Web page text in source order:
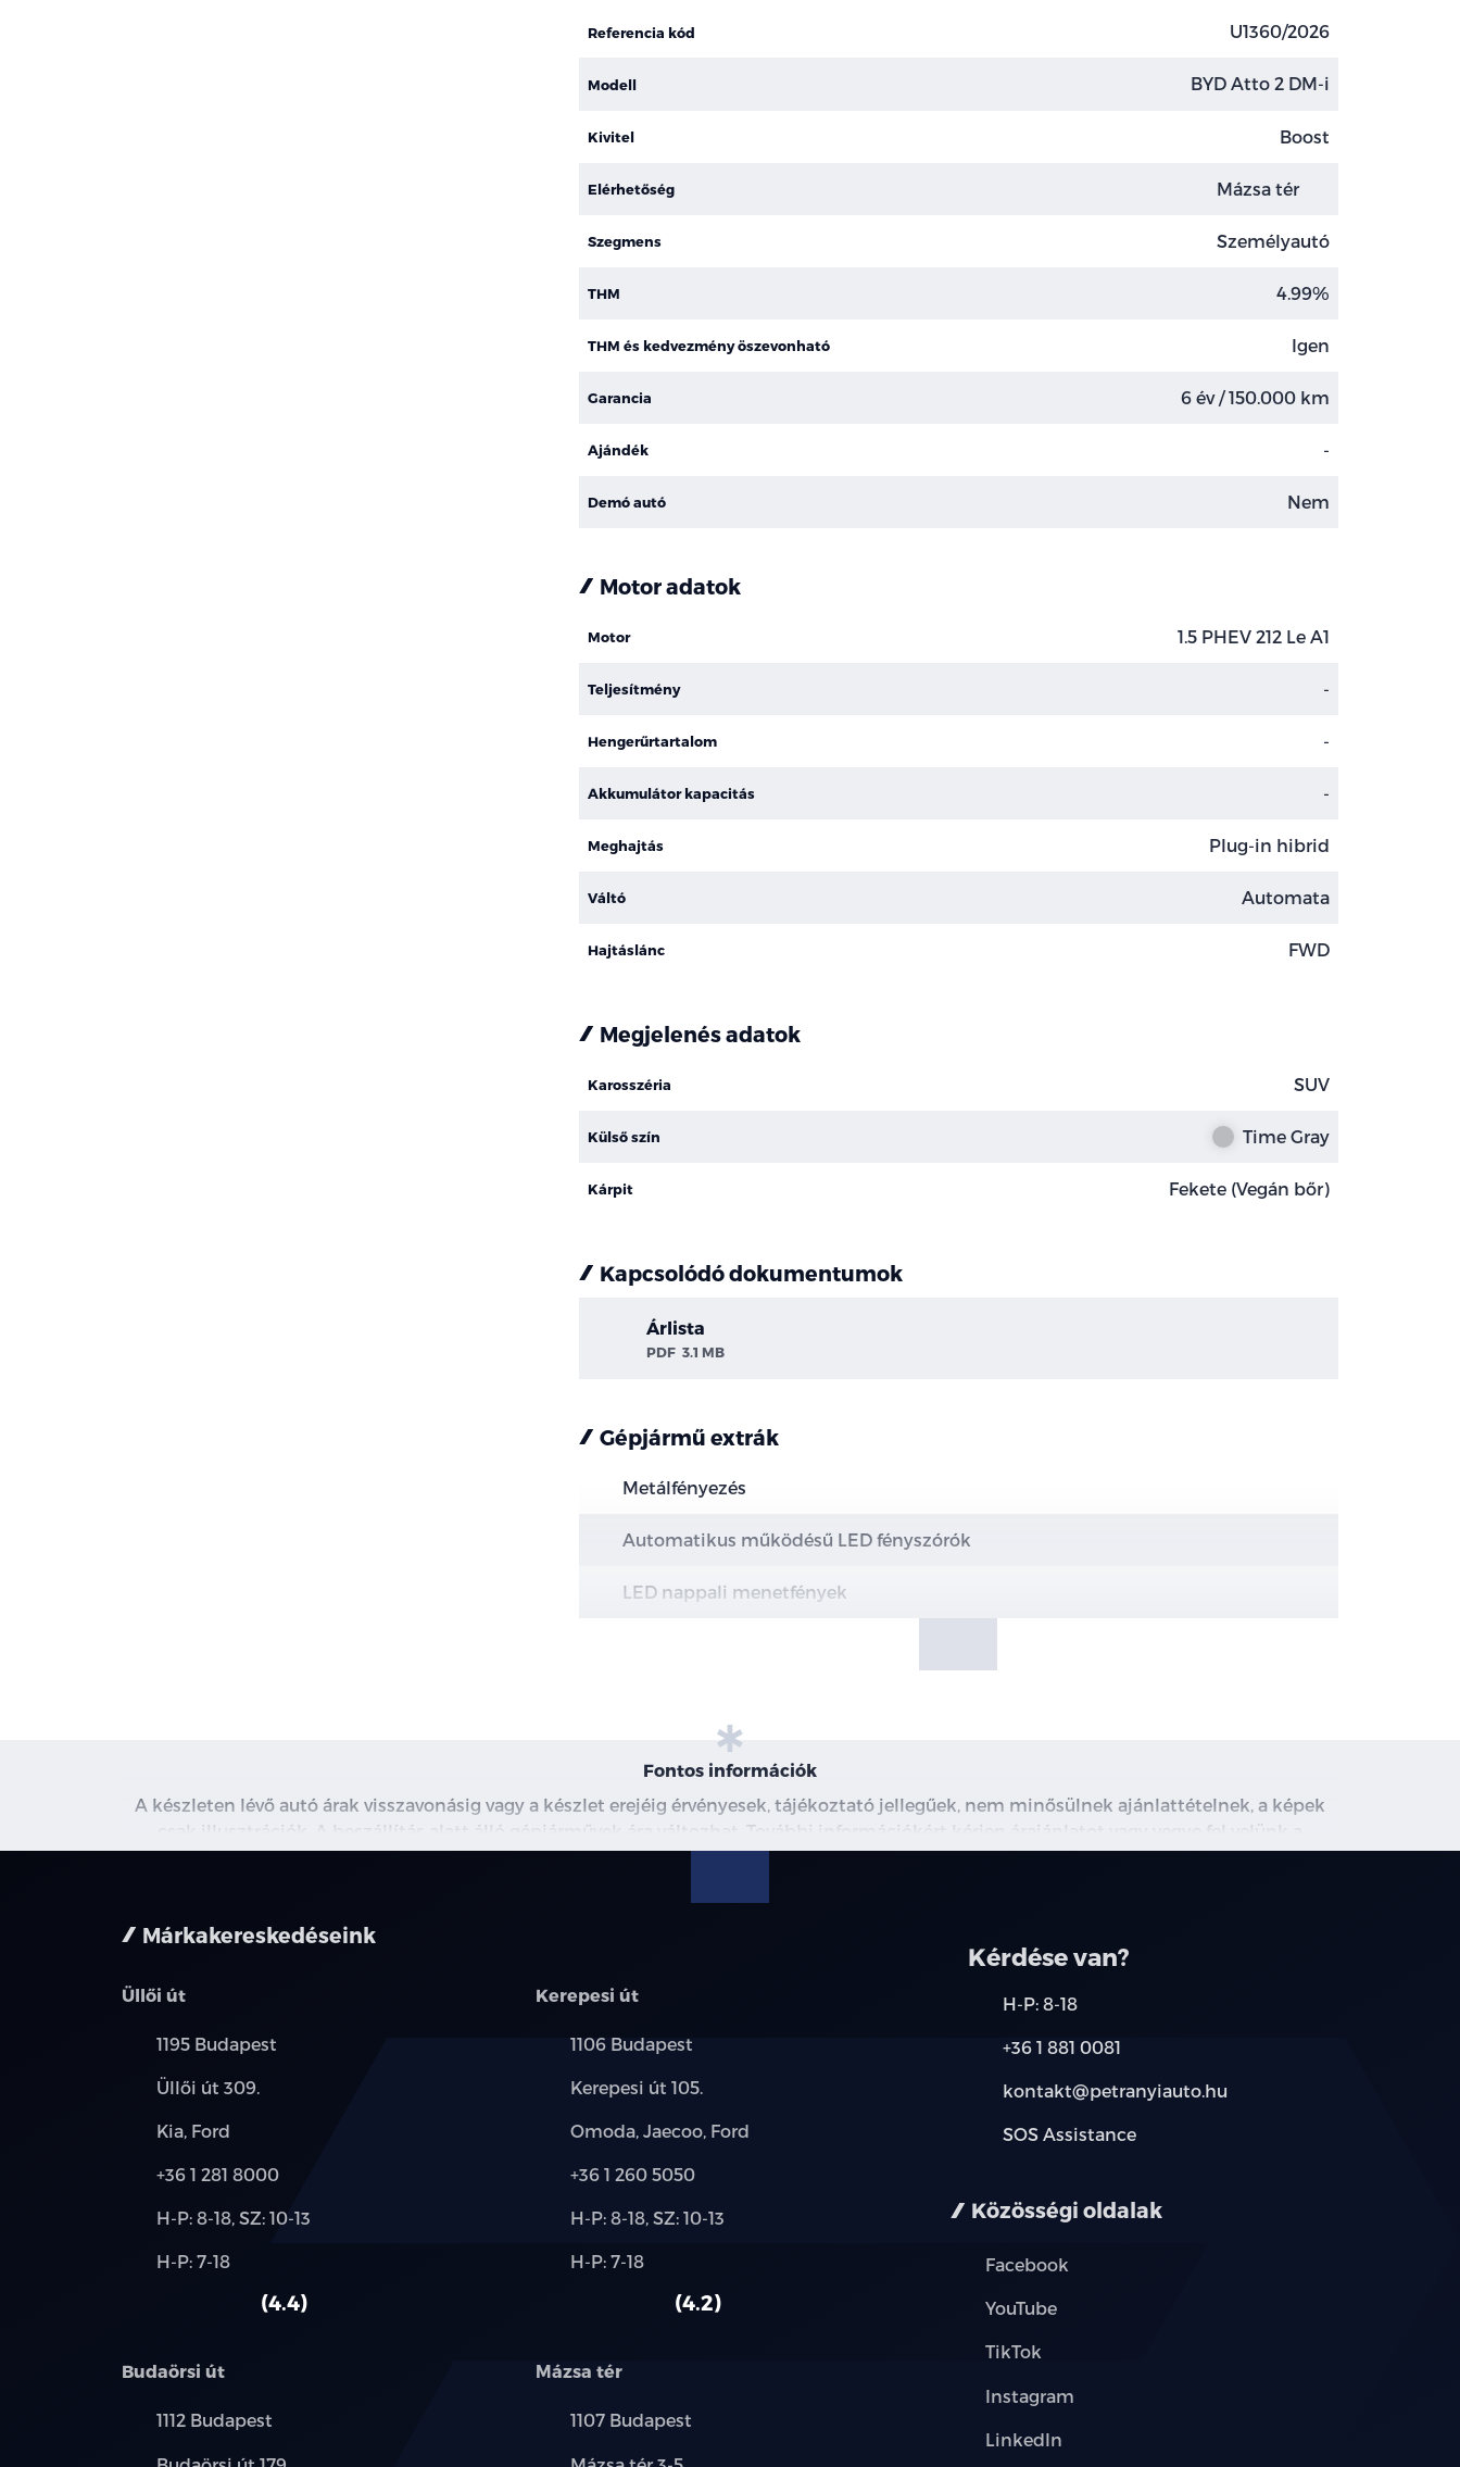
Referencia kód U1360/2026
Modell BYD Atto 2 DM-i
Kivitel Boost
Elérhetőség Mázsa tér
Szegmens Személyautó
THM 4.99%
THM és kedvezmény öszevonható Igen
Garancia 6 év / 150.000 km
Ajándék -
Demó autó Nem
Motor adatok
Motor 1.5 PHEV 212 Le A1
Teljesítmény -
Hengerűrtartalom -
Akkumulátor kapacitás -
Meghajtás Plug-in hibrid
Váltó Automata
Hajtáslánc FWD
Megjelenés adatok
Karosszéria SUV
Külső szín Time Gray
Kárpit Fekete (Vegán bőr)
Kapcsolódó dokumentumok
Árlista
PDF 3.1 MB
Gépjármű extrák
Metálfényezés
Automatikus működésű LED fényszórók
LED nappali menetfények
LED hátsó lámpák
Panoráma napfénytető becsípődésgátlóval és elektromosan állítható
árnyékolóval
Elektromosan állítható és behajtható, fűthető külső tükrök
Esőérzékelős első szélvédő
Hátső szélvédő és az oldalüvegek árnyékoltak
Vegán bőr ülések
6 irányban elektromosan állítható vezetőülés
Fontos információk
A készleten lévő autó árak visszavonásig vagy a készlet erejéig érvényesek, tájékoztató jellegűek, nem minősülnek ajánlattételnek, a képek
csak illusztrációk. A beszállítás alatt álló gépjárművek ára változhat. További információkért kérjen árajánlatot vagy vegye fel velünk a
kapcsolatot. A használt autó beszámítás részleteiről, kérjük, érdeklődjön munkatársainknál. A meghirdetett induló THM tájékoztató jellegű,
Márkakereskedéseink
Üllői út
Település:
1195 Budapest
Cím:
Üllői út 309.
Márkák:
Kia, Ford
Telefon:
+36 1 281 8000
Új-
használt
H-P: 8-18, SZ: 10-13
Alkatrész,
H-P: 7-18
4.4
Kerepesi út
Település:
1106 Budapest
Cím:
Kerepesi út 105.
Márkák:
Omoda, Jaecoo, Ford
Telefon:
+36 1 260 5050
Új-
használt
H-P: 8-18, SZ: 10-13
Alkatrész,
H-P: 7-18
4.2
Budaörsi út
Település:
1112 Budapest
Cím:
Mázsa tér
Település:
1107 Budapest
Cím:
Kérdése van?
H-P: 8-18
+36 1 881 0081
kontakt@petranyiauto.hu
SOS Assistance
Közösségi oldalak
Facebook
YouTube
TikTok
Instagram
LinkedIn